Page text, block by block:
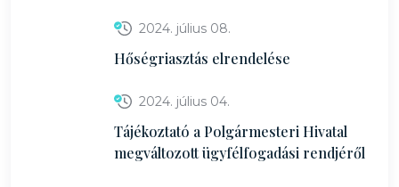
2024. július 08.
Hőségriasztás elrendelése
2024. július 04.
Tájékoztató a Polgármesteri Hivatal
megváltozott ügyfélfogadási rendjéről